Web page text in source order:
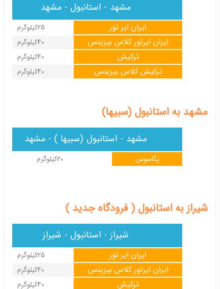
مشهد - استانبول - مشهد
25کیلوگرم ایران ایر تور
40کیلوگرم ایران ایرتور کلاس بیزینس
40کیلوگرم ترکیش
40کیلوگرم ترکیش کلاس بیزینس
مشهد به استانبول (سبیها)
مشهد - استانبول (سبیها ) - مشهد
20کیلوگرم پگاسوس
شیراز به استانبول ( فرودگاه جدید )
شیراز - استانبول - شیراز
25کیلوگرم ایران ایر تور
40کیلوگرم ایران ایرتور کلاس بیزینس
40کیلوگرم ترکیش